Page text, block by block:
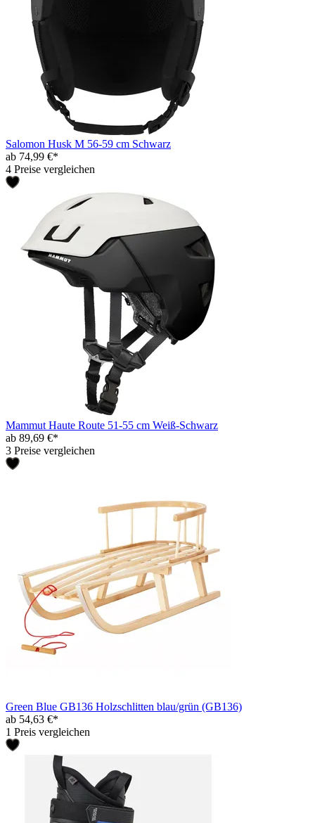
Salomon Husk M 56-59 cm Schwarz
ab 74,99 €*
4 Preise vergleichen
Mammut Haute Route 51-55 cm Weiß-Schwarz
ab 89,69 €*
3 Preise vergleichen
Green Blue GB136 Holzschlitten blau/grün (GB136)
ab 54,63 €*
1 Preis vergleichen